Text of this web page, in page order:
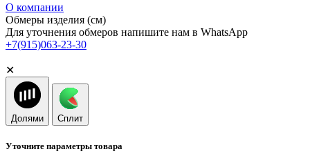
О компании
Обмеры изделия (см)
Для уточнения обмеров напишите нам в WhatsApp
+7(915)063-23-30
✕
Долями Сплит
Уточните параметры товара